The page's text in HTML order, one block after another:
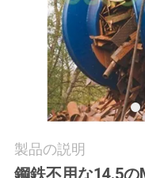
ツ
製品の説明